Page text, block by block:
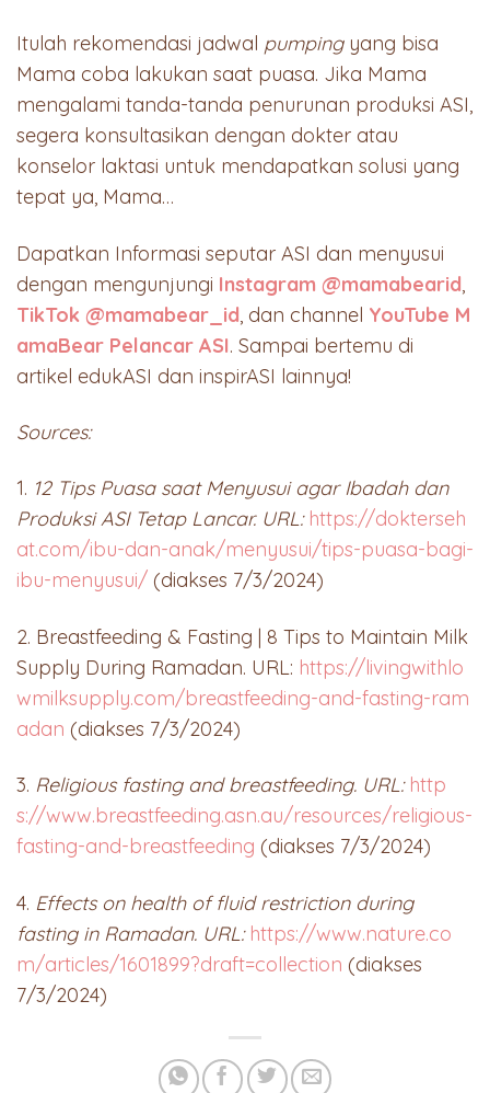
Itulah rekomendasi jadwal pumpingyang bisa
Mama coba lakukan saat puasa. Jika Mama
mengalami tanda-tanda penurunan produksi ASI,
segera konsultasikan dengan dokter atau
konselor laktasi untuk mendapatkan solusi yang
tepat ya, Mama…
Dapatkan Informasi seputar ASI dan menyusui
dengan mengunjungi Instagram @mamabearid
TikTok @mamabear_id , dan channel YouTube M
amaBear Pelancar ASI. Sampai bertemu di
artikel edukASI dan inspirASI lainnya!
Sources:
1. 12 Tips Puasa saat Menyusui agar Ibadah dan
Produksi ASI Tetap Lancar. URL: https://dokterseh
at.com/ibu-dan-anak/menyusui/tips-puasa-bagi-
ibu-menyusui/ (diakses 7/3/2024)
2. Breastfeeding & Fasting | 8 Tips to Maintain Milk
Supply During Ramadan. URL: https://livingwithlo
wmilksupply.com/breastfeeding-and-fasting-ram
adan (diakses 7/3/2024)
3. Religious fasting and breastfeeding. URL: http
s://www.breastfeeding.asn.au/resources/religious-
fasting-and-breastfeeding (diakses 7/3/2024)
4. Effects on health of fluid restriction during
fasting in Ramadan. URL: https://www.nature.co
m/articles/1601899?draft=collection (diakses
7/3/2024)